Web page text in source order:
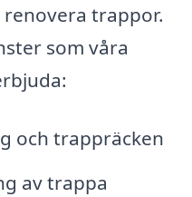
trappor.
som våra
och trappräcken
av trappa